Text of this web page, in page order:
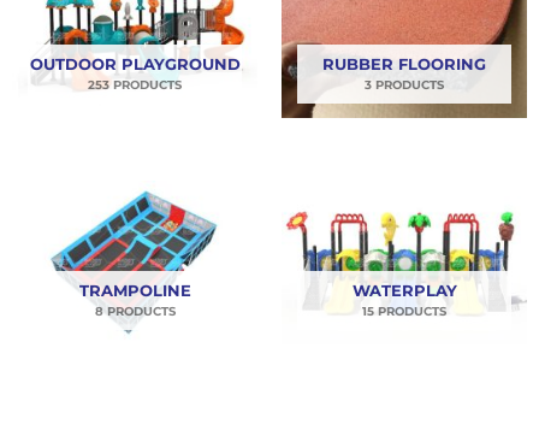
OUTDOOR PLAYGROUND
253 PRODUCTS
RUBBER FLOORING
3 PRODUCTS
TRAMPOLINE
8 PRODUCTS
WATERPLAY
15 PRODUCTS